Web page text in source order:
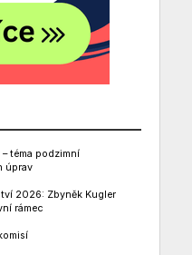
téma podzimní
úprav
2026: Zbyněk Kugler
rámec